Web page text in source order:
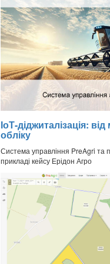
ІоТ-діджиталізація:
обліку
Система управління PreAgri та
прикладі кейсу Ерідон Агро